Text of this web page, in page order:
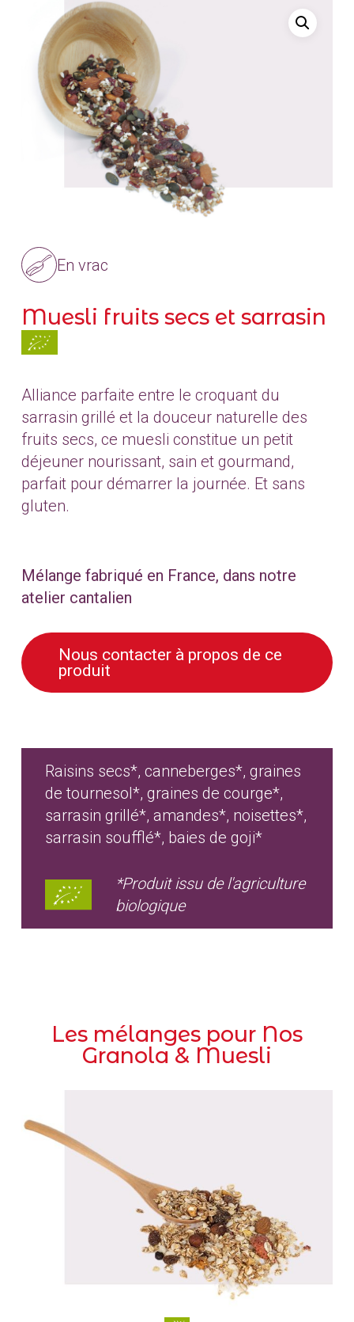
En vrac
Muesli fruits secs et sarrasin
Alliance parfaite entre le croquant du
sarrasin grillé et la douceur naturelle des
fruits secs, ce muesli constitue un petit
déjeuner nourissant, sain et gourmand,
parfait pour démarrer la journée. Et sans
gluten.
Mélange fabriqué en France, dans notre
atelier cantalien
Nous contacter à propos de ce
produit
Raisins secs*, canneberges*, graines
de tournesol*, graines de courge*,
sarrasin grillé*, amandes*, noisettes*,
sarrasin soufflé*, baies de goji*
*Produit issu de l'agriculture
biologique
Les mélanges pour Nos
Granola & Muesli